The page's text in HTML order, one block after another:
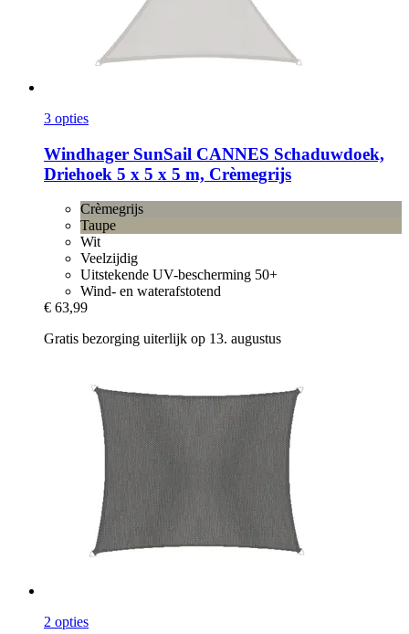
3 opties
Windhager SunSail CANNES Schaduwdoek,
Driehoek 5 x 5 x 5 m, Crèmegrijs
Crèmegrijs
Taupe
Wit
Veelzijdig
Uitstekende UV-bescherming 50+
Wind- en waterafstotend
€ 63,99
Gratis bezorging uiterlijk op 13. augustus
2 opties